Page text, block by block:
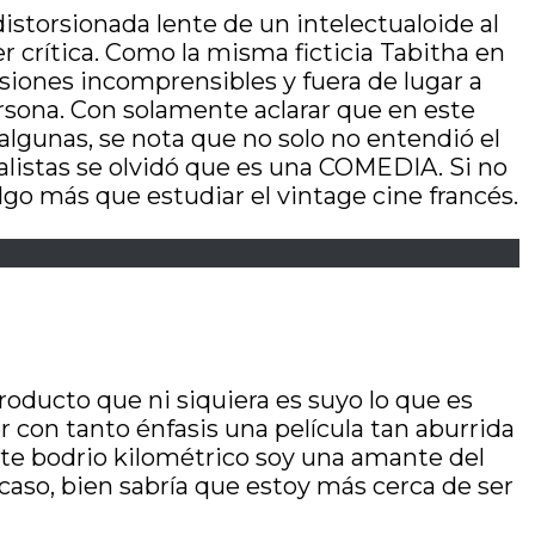
lente de un intelectualoide al
crítica. Como la misma ficticia Tabitha en
incomprensibles y fuera de lugar a
Con solamente aclarar que en este
se nota que no solo no entendió el
se olvidó que es una COMEDIA. Si no
más que estudiar el vintage cine francés.
que ni siquiera es suyo lo que es
con tanto énfasis una película tan aburrida
bodrio kilométrico soy una amante del
bien sabría que estoy más cerca de ser